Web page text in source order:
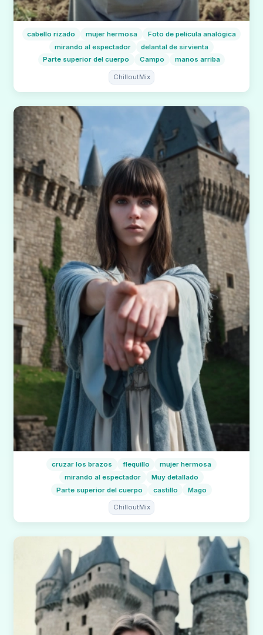
cabello rizado mujer hermosa
Foto de película analógica
mirando al espectador
delantal de sirvienta
Parte superior del cuerpo
Campo manos arriba
ChilloutMix
cruzar los brazos flequillo
mujer hermosa
mirando al espectador
Muy detallado
Parte superior del cuerpo
castillo Mago
ChilloutMix